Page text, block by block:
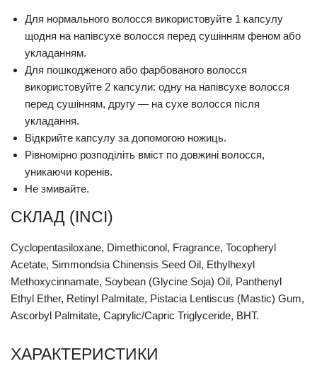
Для нормального волосся використовуйте 1 капсулу
щодня на напівсухе волосся перед сушінням феном або
укладанням.
Для пошкодженого або фарбованого волосся
використовуйте 2 капсули: одну на напівсухе волосся
перед сушінням, другу — на сухе волосся після
укладання.
Відкрийте капсулу за допомогою ножиць.
Рівномірно розподіліть вміст по довжині волосся,
уникаючи коренів.
Не змивайте.
СКЛАД (INCI)
Cyclopentasiloxane, Dimethiconol, Fragrance, Tocopheryl
Acetate, Simmondsia Chinensis Seed Oil, Ethylhexyl
Methoxycinnamate, Soybean (Glycine Soja) Oil, Panthenyl
Ethyl Ether, Retinyl Palmitate, Pistacia Lentiscus (Mastic) Gum,
Ascorbyl Palmitate, Caprylic/Capric Triglyceride, BHT.
ХАРАКТЕРИСТИКИ